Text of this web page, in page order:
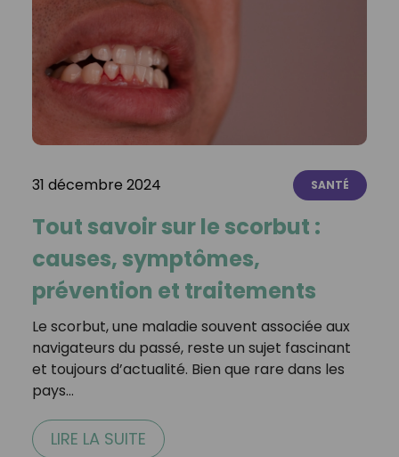
31 décembre 2024 SANTÉ
Tout savoir sur le scorbut :
causes, symptômes,
prévention et traitements
Le scorbut, une maladie souvent associée aux
navigateurs du passé, reste un sujet fascinant
et toujours d’actualité. Bien que rare dans les
pays…
LIRE LA SUITE